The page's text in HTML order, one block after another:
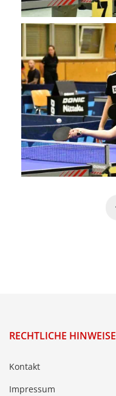
RECHTLICHE HINWEISE
Kontakt
Impressum